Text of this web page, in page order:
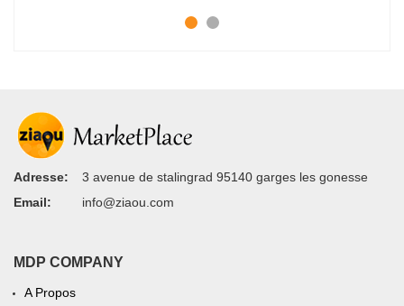
Adresse:
3 avenue de stalingrad 95140 garges les gonesse
Email:
info@ziaou.com
MDP COMPANY
A Propos